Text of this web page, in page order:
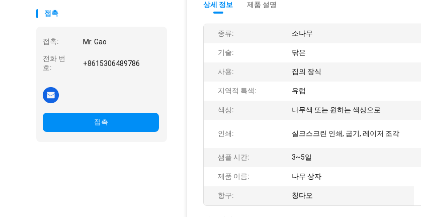
접촉
접촉: Mr. Gao
전화 번
호:
+8615306489786
접촉
상세 정보 제품 설명
종류: 소나무
기술: 닦은
사용: 집의 장식
지역적 특색: 유럽
색상: 나무색 또는 원하는 색상으로
인쇄: 실크스크린 인쇄, 굽기, 레이저 조각
샘플 시간: 3~5일
제품 이름: 나무 상자
항구: 칭다오